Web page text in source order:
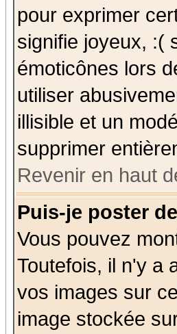
pour exprimer
signifie joyeux, :(
émoticônes lors
utiliser
illisible et un
supprimer
Revenir en haut
Puis-je poster
Vous pouvez
Toutefois, il n'y a
vos images sur
image stockée